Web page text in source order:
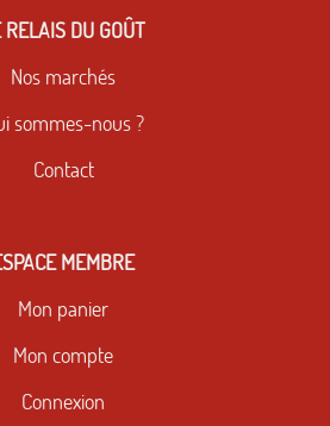
RELAIS DU GOÛT
Nos marchés
sommes-nous ?
Contact
MEMBRE
Mon panier
Mon compte
Connexion